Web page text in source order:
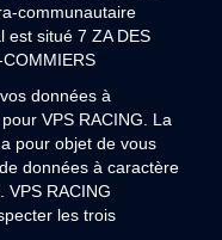
communautaire
est situé 7 ZA DES
données à
VPS RACING. La
pour objet de vous
données à caractère
RACING
les trois